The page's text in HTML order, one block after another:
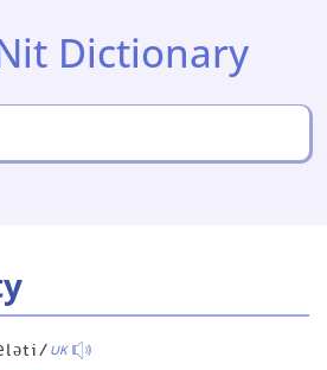
Dictionary
UK